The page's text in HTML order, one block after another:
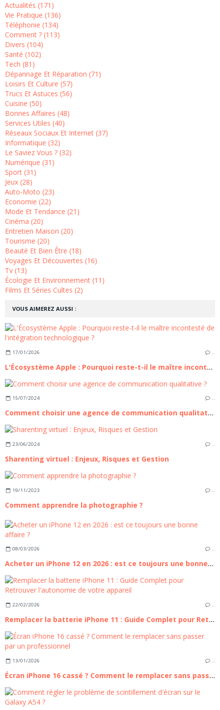
VOUS AIMEREZ AUSSI :
17/01/2026 …
L'Écosystème Apple : Pourquoi reste-t-il le maître incontesté de l'intégration technologique ?
15/07/2024 …
Comment choisir une agence de communication qualitative ?
23/06/2024 …
Sharenting virtuel : Enjeux, Risques et Gestion
19/11/2023 …
Comment apprendre la photographie ?
08/03/2026 …
Acheter un iPhone 12 en 2026 : est ce toujours une bonne affaire ?
22/02/2026 …
Remplacer la batterie iPhone 11 : Guide Complet pour Retrouver l'autonomie de votre appareil
13/01/2026
Écran iPhone 16 cassé ? Comment le remplacer sans passer par un professionnel
Actualités (171)
Vie Pratique (136)
Téléphonie (134)
Comment ? (113)
Divers (104)
Santé (102)
Tech (81)
Dépannage Et Réparation (71)
Loisirs Et Culture (57)
Trucs Et Astuces (56)
Cuisine (50)
Bonnes Affaires (48)
Services Utiles (40)
Réseaux Sociaux Et Internet (37)
Informatique (32)
Le Saviez Vous ? (32)
Numérique (31)
Sport (31)
Jeux (28)
Auto-Moto (23)
Economie (22)
Mode Et Tendance (21)
Cinéma (20)
Entretien Maison (20)
Tourisme (20)
Beauté Et Bien Être (18)
Voyages Et Découvertes (16)
Tv (13)
Écologie Et Environnement (11)
Films Et Séries Cultes (2)